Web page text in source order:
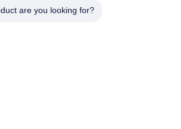
ディフューザー 1.57W
are you looking for?